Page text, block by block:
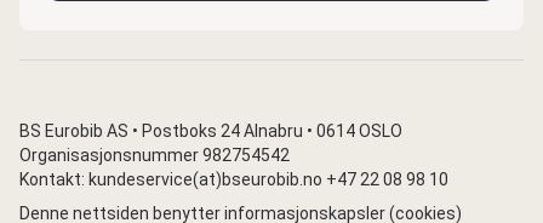
BS Eurobib AS • Postboks 24 Alnabru • 0614 OSLO
Organisasjonsnummer 982754542
Kontakt: kundeservice(at)bseurobib.no +47 22 08 98 10
Denne nettsiden benytter informasjonskapsler (cookies)